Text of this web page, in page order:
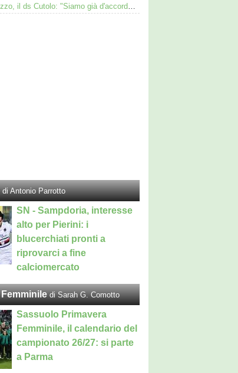
Di Bitonto Arezzo, il ds Cutolo: "Siamo già d'accordo col Sassuolo"
di Antonio Parrotto
SN - Sampdoria, interesse
alto per Pierini: i
blucerchiati pronti a
riprovarci a fine
calciomercato
di Sarah G. Comotto
Sassuolo Primavera
Femminile, il calendario del
campionato 26/27: si parte
a Parma